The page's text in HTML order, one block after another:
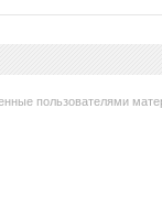
пользователями